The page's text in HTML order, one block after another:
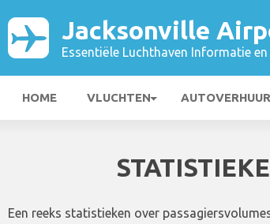
Jacksonville
Essentiële Luchthaven Informatie
HOME VLUCHTEN AUTOVERHUUR
Een reeks statistieken over